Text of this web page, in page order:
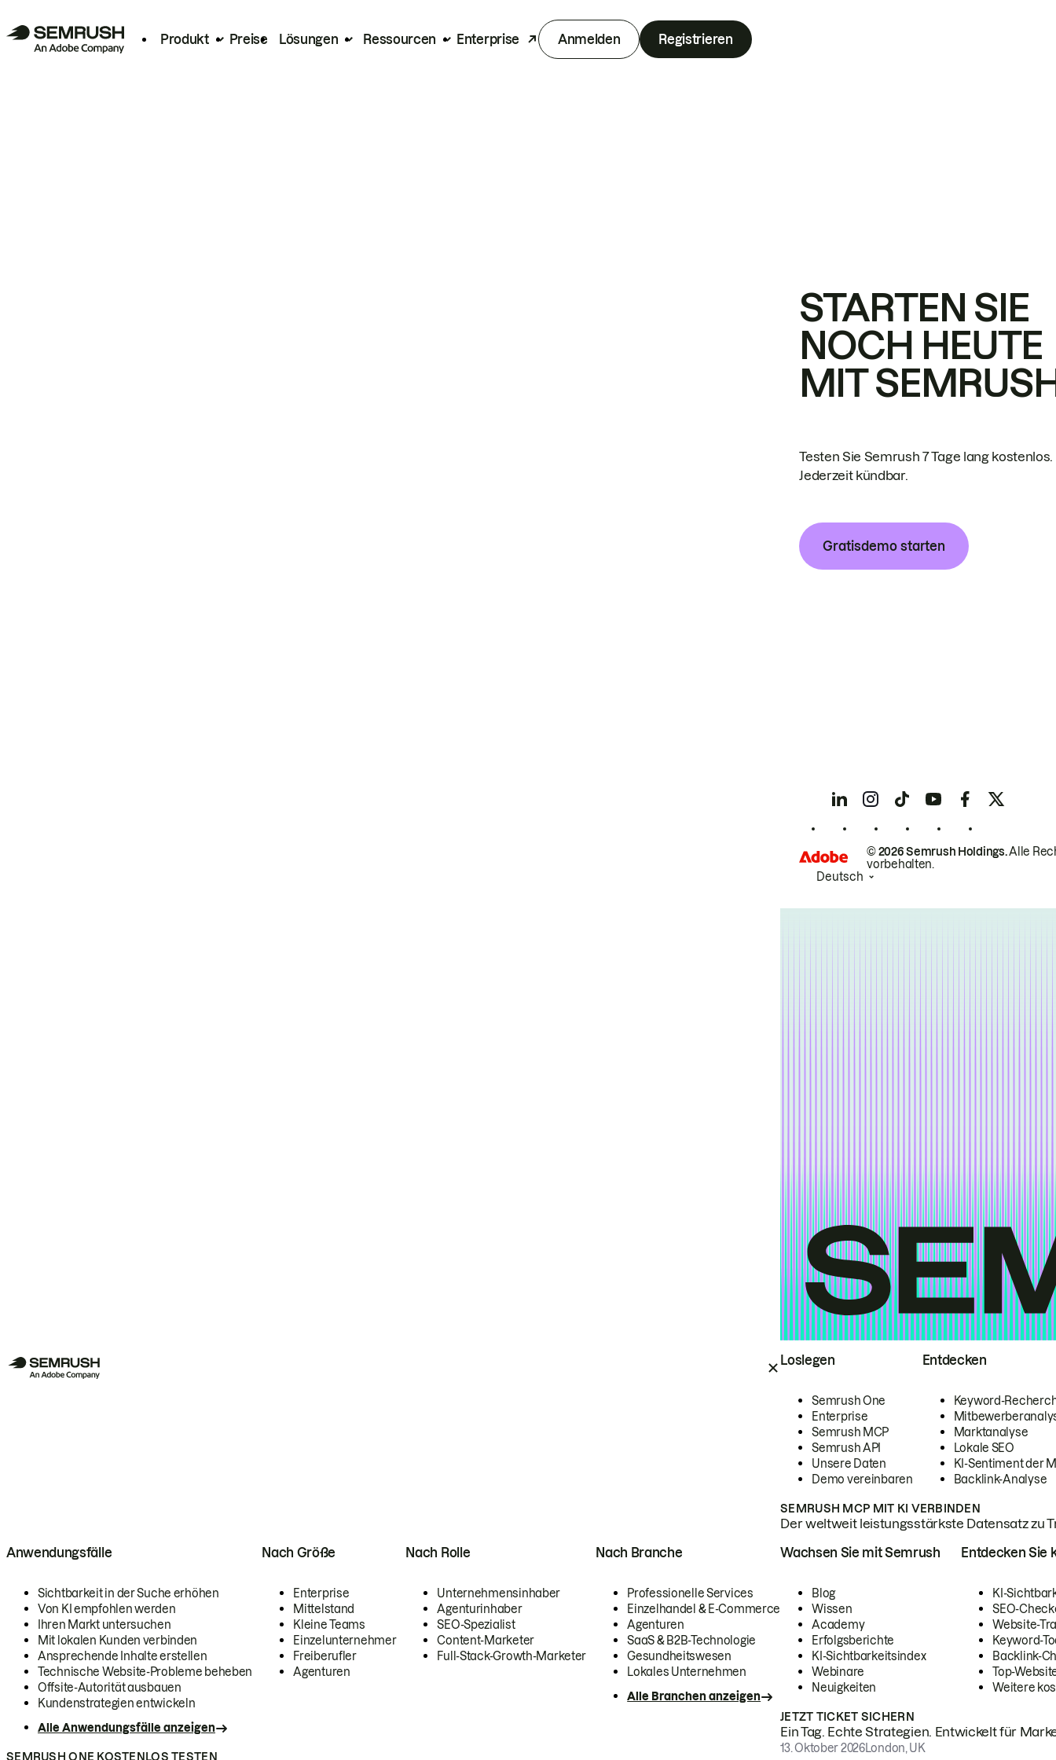
Produkt Preise Lösungen Ressourcen Enterprise Anmelden Registrieren
Loslegen
Semrush One
Enterprise
Semrush MCP
Semrush API
Unsere Daten
Demo vereinbaren
Entdecken
Keyword-
Marktanalyse
Lokale SEO
KI-Sentiment der
Backlink-Analyse
SEMRUSH MCP MIT KI VERBINDEN
Der weltweit leistungsstärkste Datensatz zu
Anwendungsfälle
Sichtbarkeit in der Suche erhöhen
Von KI empfohlen werden
Ihren Markt untersuchen
Mit lokalen Kunden verbinden
Ansprechende Inhalte erstellen
Technische Website-Probleme beheben
Offsite-Autorität ausbauen
Kundenstrategien entwickeln
Alle Anwendungsfälle anzeigen
Nach Größe
Enterprise
Mittelstand
Kleine Teams
Einzelunternehmer
Freiberufler
Agenturen
Nach Rolle
Unternehmensinhaber
Agenturinhaber
SEO-Spezialist
Content-Marketer
Full-Stack-Growth-Marketer
Nach Branche
Professionelle Services
Einzelhandel & E-Commerce
Agenturen
SaaS & B2B-Technologie
Gesundheitswesen
Lokales Unternehmen
Alle Branchen anzeigen
SEMRUSH ONE KOSTENLOS TESTEN
Wachsen Sie mit Semrush
Blog
Wissen
Academy
Erfolgsberichte
KI-Sichtbarkeitsindex
Webinare
Neuigkeiten
Entdecken Sie
KI-
SEO-
Website-
Keyword-
Backlink-
Top-
Weitere
JETZT TICKET SICHERN
Ein Tag. Echte Strategien. Entwickelt für
13. Oktober 2026London, UK
STARTEN SIE
NOCH HEUTE
MIT
Testen Sie Semrush 7 Tage lang kostenlos.
Jederzeit kündbar.
Gratisdemo starten
© 2026 Semrush Holdings.Alle
vorbehalten.
Deutsch